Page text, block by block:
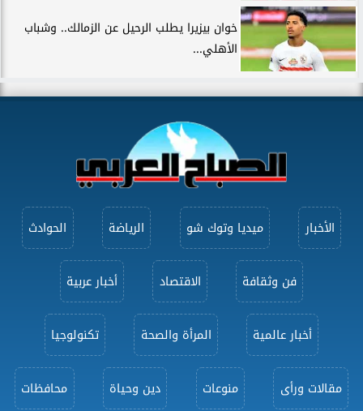
خوان بيزيرا يطلب الرحيل عن الزمالك.. وشباب
الأهلي...
الأخبار ميديا وتوك شو الرياضة الحوادث
فن وثقافة الاقتصاد أخبار عربية
أخبار عالمية المرأة والصحة تكنولوجيا
مقالات ورأى منوعات دين وحياة محافظات